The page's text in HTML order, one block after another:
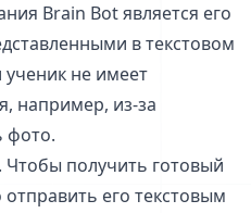
Brain Bot является его
в текстовом
не имеет
например, из-за
фото.
Чтобы получить готовый
его текстовым